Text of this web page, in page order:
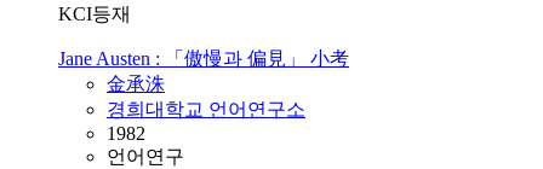
KCI등재
Jane Austen : 「傲慢과 偏見」 小考
金承洙
경희대학교 언어연구소
1982
언어연구